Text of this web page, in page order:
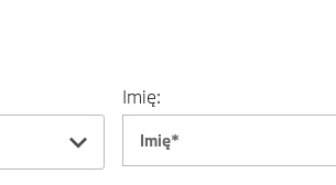
Imię: